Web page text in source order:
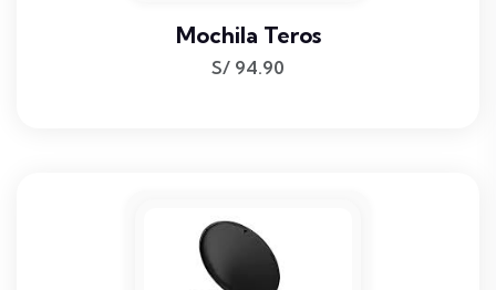
Mochila Teros
S/ 94.90